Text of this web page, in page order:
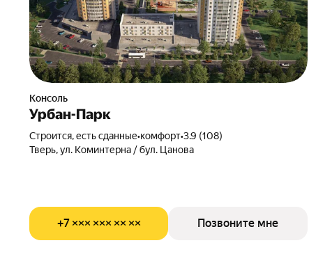
Консоль
Урбан-Парк
Строится, есть сданные•комфорт•3.9 (108)
Тверь, ул. Коминтерна / бул. Цанова
+7 ××× ××× ×× ×× Позвоните мне